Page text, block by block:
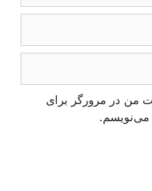
من در مرورگر برای
می‌نویسم.